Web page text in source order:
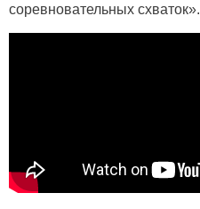
соревновательных схваток».